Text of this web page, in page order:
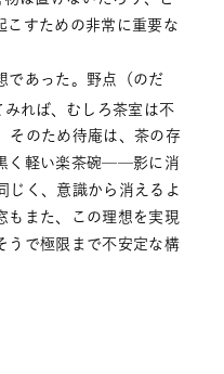
こすための非常に重要な
であった。野点（のだ
れば、むしろ茶室は不
そのため待庵は、茶の存
く軽い楽茶碗──影に消
く、意識から消えるよ
もまた、この理想を実現
うで極限まで不安定な構